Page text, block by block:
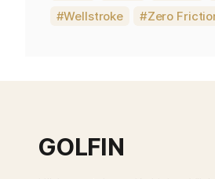
Wellstroke
Zero
GOLFIN